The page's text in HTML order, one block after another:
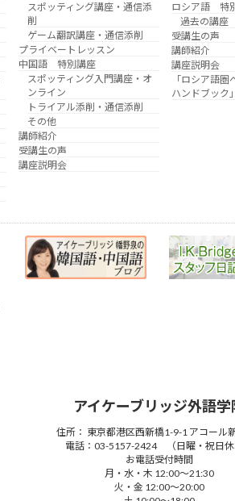
スポッティング講座・通信添
削
ゲーム翻訳講座・通信添削
プライベートレッスン
中国語 特別講座
スポッティング入門講座・オ
ンライン
トライアル添削・通信添削
その他
講師紹介
受講生の声
講座説明会
ロシア語 特
過去の講座
受講生の声
講師紹介
講座説明会
「ロシア語
ハンドブック
アイケーブリッジ外語学
住所： 東京都港区西新橋1-9-1 アコール
電話：03-5157-2424 （日曜・祝日休
お電話受付時間
月・水・木 12:00～21:30
火・金 12:00～20:00